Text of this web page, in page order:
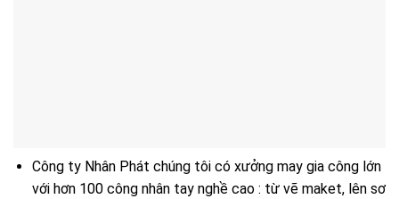
Công ty Nhân Phát chúng tôi có xưởng may gia công lớn
với hơn 100 công nhân tay nghề cao : từ vẽ maket, lên sơ